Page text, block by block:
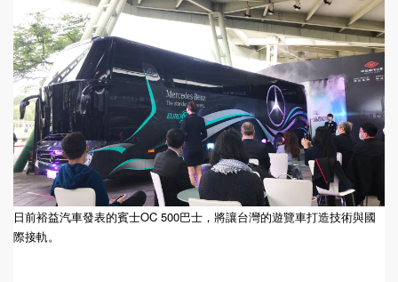
日前裕益汽車發表的賓士OC 500巴士，將讓台灣的遊覽車打造技術與國
際接軌。